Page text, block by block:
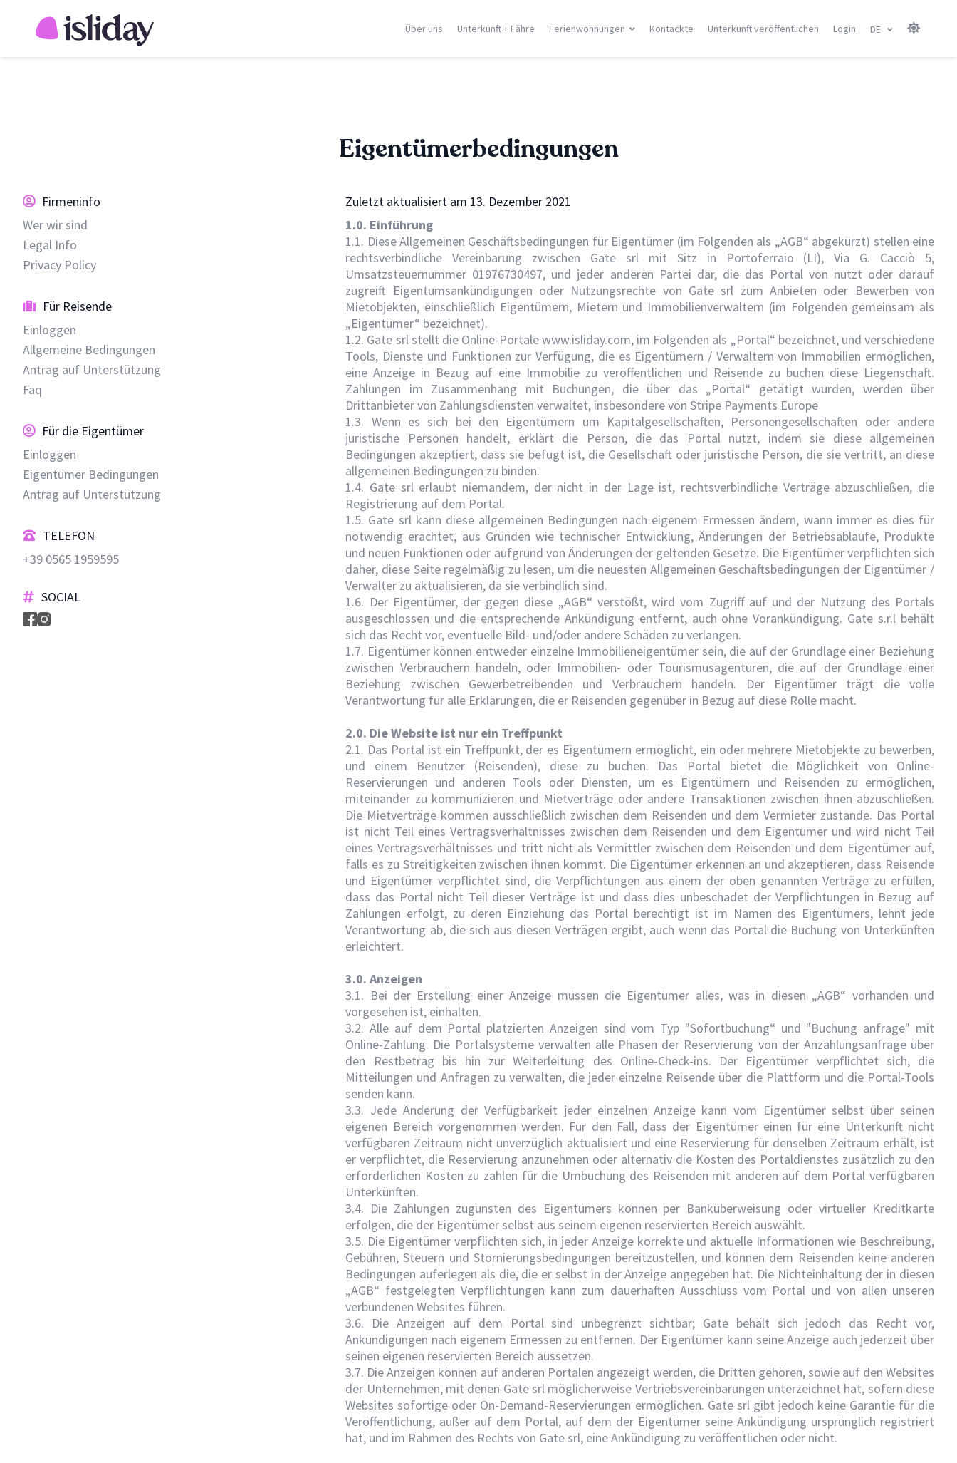
Über uns Unterkunft + Fähre Ferienwohnungen
San Vito Lo Capo
Ghisonaccia
Ile Rousse
Alle Orte
Kreta
Mykonos
Alle Orte
Kontackte Unterkunft veröffentlichen Login DE
Eigentümerbedingungen
Firmeninfo
Wer wir sind
Legal Info
Privacy Policy
Für Reisende
Einloggen
Allgemeine Bedingungen
Antrag auf Unterstützung
Faq
Für die Eigentümer
Einloggen
Eigentümer Bedingungen
Antrag auf Unterstützung
TELEFON
+39 0565 1959595
SOCIAL
Zuletzt aktualisiert am 13. Dezember 2021
1.0. Einführung
1.1. Diese Allgemeinen Geschäftsbedingungen für Eigentümer (im Folgenden als „AGB“ abgekürzt) stellen eine
rechtsverbindliche Vereinbarung zwischen Gate srl mit Sitz in Portoferraio (LI), Via G. Cacciò 5,
Umsatzsteuernummer 01976730497, und jeder anderen Partei dar, die das Portal von nutzt oder darauf
zugreift Eigentumsankündigungen oder Nutzungsrechte von Gate srl zum Anbieten oder Bewerben von
Mietobjekten, einschließlich Eigentümern, Mietern und Immobilienverwaltern (im Folgenden gemeinsam als
„Eigentümer“ bezeichnet).
1.2. Gate srl stellt die Online-Portale www.isliday.com, im Folgenden als „Portal“ bezeichnet, und verschiedene
Tools, Dienste und Funktionen zur Verfügung, die es Eigentümern / Verwaltern von Immobilien ermöglichen,
eine Anzeige in Bezug auf eine Immobilie zu veröffentlichen und Reisende zu buchen diese Liegenschaft.
Zahlungen im Zusammenhang mit Buchungen, die über das „Portal“ getätigt wurden, werden über
Drittanbieter von Zahlungsdiensten verwaltet, insbesondere von Stripe Payments Europe
1.3. Wenn es sich bei den Eigentümern um Kapitalgesellschaften, Personengesellschaften oder andere
juristische Personen handelt, erklärt die Person, die das Portal nutzt, indem sie diese allgemeinen
Bedingungen akzeptiert, dass sie befugt ist, die Gesellschaft oder juristische Person, die sie vertritt, an diese
allgemeinen Bedingungen zu binden.
1.4. Gate srl erlaubt niemandem, der nicht in der Lage ist, rechtsverbindliche Verträge abzuschließen, die
Registrierung auf dem Portal.
1.5. Gate srl kann diese allgemeinen Bedingungen nach eigenem Ermessen ändern, wann immer es dies für
notwendig erachtet, aus Gründen wie technischer Entwicklung, Änderungen der Betriebsabläufe, Produkte
und neuen Funktionen oder aufgrund von Änderungen der geltenden Gesetze. Die Eigentümer verpflichten sich
daher, diese Seite regelmäßig zu lesen, um die neuesten Allgemeinen Geschäftsbedingungen der Eigentümer /
Verwalter zu aktualisieren, da sie verbindlich sind.
1.6. Der Eigentümer, der gegen diese „AGB“ verstößt, wird vom Zugriff auf und der Nutzung des Portals
ausgeschlossen und die entsprechende Ankündigung entfernt, auch ohne Vorankündigung. Gate s.r.l behält
sich das Recht vor, eventuelle Bild- und/oder andere Schäden zu verlangen.
1.7. Eigentümer können entweder einzelne Immobilieneigentümer sein, die auf der Grundlage einer Beziehung
zwischen Verbrauchern handeln, oder Immobilien- oder Tourismusagenturen, die auf der Grundlage einer
Beziehung zwischen Gewerbetreibenden und Verbrauchern handeln. Der Eigentümer trägt die volle
Verantwortung für alle Erklärungen, die er Reisenden gegenüber in Bezug auf diese Rolle macht.
2.0. Die Website ist nur ein Treffpunkt
2.1. Das Portal ist ein Treffpunkt, der es Eigentümern ermöglicht, ein oder mehrere Mietobjekte zu bewerben,
und einem Benutzer (Reisenden), diese zu buchen. Das Portal bietet die Möglichkeit von Online-
Reservierungen und anderen Tools oder Diensten, um es Eigentümern und Reisenden zu ermöglichen,
miteinander zu kommunizieren und Mietverträge oder andere Transaktionen zwischen ihnen abzuschließen.
Die Mietverträge kommen ausschließlich zwischen dem Reisenden und dem Vermieter zustande. Das Portal
ist nicht Teil eines Vertragsverhältnisses zwischen dem Reisenden und dem Eigentümer und wird nicht Teil
eines Vertragsverhältnisses und tritt nicht als Vermittler zwischen dem Reisenden und dem Eigentümer auf,
falls es zu Streitigkeiten zwischen ihnen kommt. Die Eigentümer erkennen an und akzeptieren, dass Reisende
und Eigentümer verpflichtet sind, die Verpflichtungen aus einem der oben genannten Verträge zu erfüllen,
dass das Portal nicht Teil dieser Verträge ist und dass dies unbeschadet der Verpflichtungen in Bezug auf
Zahlungen erfolgt, zu deren Einziehung das Portal berechtigt ist im Namen des Eigentümers, lehnt jede
Verantwortung ab, die sich aus diesen Verträgen ergibt, auch wenn das Portal die Buchung von Unterkünften
erleichtert.
3.0. Anzeigen
3.1. Bei der Erstellung einer Anzeige müssen die Eigentümer alles, was in diesen „AGB“ vorhanden und
vorgesehen ist, einhalten.
3.2. Alle auf dem Portal platzierten Anzeigen sind vom Typ "Sofortbuchung“ und "Buchung anfrage" mit
Online-Zahlung. Die Portalsysteme verwalten alle Phasen der Reservierung von der Anzahlungsanfrage über
den Restbetrag bis hin zur Weiterleitung des Online-Check-ins. Der Eigentümer verpflichtet sich, die
Mitteilungen und Anfragen zu verwalten, die jeder einzelne Reisende über die Plattform und die Portal-Tools
senden kann.
3.3. Jede Änderung der Verfügbarkeit jeder einzelnen Anzeige kann vom Eigentümer selbst über seinen
eigenen Bereich vorgenommen werden. Für den Fall, dass der Eigentümer einen für eine Unterkunft nicht
verfügbaren Zeitraum nicht unverzüglich aktualisiert und eine Reservierung für denselben Zeitraum erhält, ist
er verpflichtet, die Reservierung anzunehmen oder alternativ die Kosten des Portaldienstes zusätzlich zu den
erforderlichen Kosten zu zahlen für die Umbuchung des Reisenden mit anderen auf dem Portal verfügbaren
Unterkünften.
3.4. Die Zahlungen zugunsten des Eigentümers können per Banküberweisung oder virtueller Kreditkarte
erfolgen, die der Eigentümer selbst aus seinem eigenen reservierten Bereich auswählt.
3.5. Die Eigentümer verpflichten sich, in jeder Anzeige korrekte und aktuelle Informationen wie Beschreibung,
Gebühren, Steuern und Stornierungsbedingungen bereitzustellen, und können dem Reisenden keine anderen
Bedingungen auferlegen als die, die er selbst in der Anzeige angegeben hat. Die Nichteinhaltung der in diesen
„AGB“ festgelegten Verpflichtungen kann zum dauerhaften Ausschluss vom Portal und von allen unseren
verbundenen Websites führen.
3.6. Die Anzeigen auf dem Portal sind unbegrenzt sichtbar; Gate behält sich jedoch das Recht vor,
Ankündigungen nach eigenem Ermessen zu entfernen. Der Eigentümer kann seine Anzeige auch jederzeit über
seinen eigenen reservierten Bereich aussetzen.
3.7. Die Anzeigen können auf anderen Portalen angezeigt werden, die Dritten gehören, sowie auf den Websites
der Unternehmen, mit denen Gate srl möglicherweise Vertriebsvereinbarungen unterzeichnet hat, sofern diese
Websites sofortige oder On-Demand-Reservierungen ermöglichen. Gate srl gibt jedoch keine Garantie für die
Veröffentlichung, außer auf dem Portal, auf dem der Eigentümer seine Ankündigung ursprünglich registriert
hat, und im Rahmen des Rechts von Gate srl, eine Ankündigung zu veröffentlichen oder nicht.